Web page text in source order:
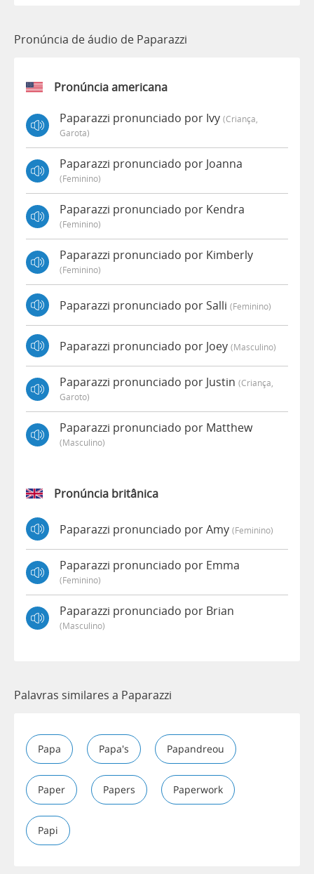
Pronúncia de áudio de Paparazzi
Pronúncia americana
Paparazzi pronunciado por Ivy (criança,
Garota)
Paparazzi pronunciado por Joanna
(feminino)
Paparazzi pronunciado por Kendra
(feminino)
Paparazzi pronunciado por Kimberly
(feminino)
Paparazzi pronunciado por Salli (feminino)
Paparazzi pronunciado por Joey (masculino)
Paparazzi pronunciado por Justin (criança,
Garoto)
Paparazzi pronunciado por Matthew
(masculino)
Pronúncia britânica
Paparazzi pronunciado por Amy (feminino)
Paparazzi pronunciado por Emma
(feminino)
Paparazzi pronunciado por Brian
(masculino)
Palavras similares a Paparazzi
Papa Papa's Papandreou
Paper Papers Paperwork
Papi